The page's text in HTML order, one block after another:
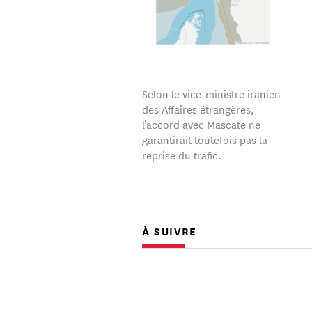
Selon le vice-ministre iranien
des Affaires étrangères,
l’accord avec Mascate ne
garantirait toutefois pas la
reprise du trafic.
À SUIVRE